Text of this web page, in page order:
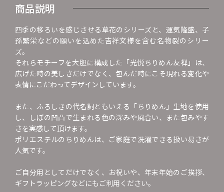
商品説明
四季の移ろいを感じさせる草花のシリーズと、運気隆盛、子
孫繁栄などの願いを込めた吉祥文様を含む名物裂のシリー
ズ。
それらモチーフを大胆に構成した「光悦ちりめん友禅」は、
広げた時の美しさだけでなく、包んだ時にこそ現れる変化や
表情にこだわってデザインしています。
また、ふろしきの代名詞ともいえる「ちりめん」生地を使用
し、しぼの凹凸で生まれる色の深みや風合い、また包みやす
さを実感して頂けます。
ポリエステルのちりめんは、ご家庭で洗濯できる扱い易さが
人気です。
ご自分用としてだけでなく、お祝いや、年末年始のご挨拶、
ギフトラッピングなどにもご利用ください。